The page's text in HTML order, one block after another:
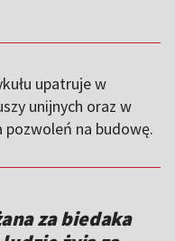
upatruje w
unijnych oraz w
na budowę.
za biedaka